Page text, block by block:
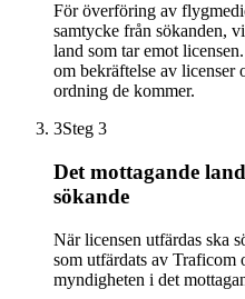
För överföring av
samtycke från sökanden,
land som tar emot
om bekräftelse av
ordning de kommer.
3Steg 3
Det mottagande
sökande
När licensen utfärdas ska
som utfärdats av Traficom
myndigheten i det